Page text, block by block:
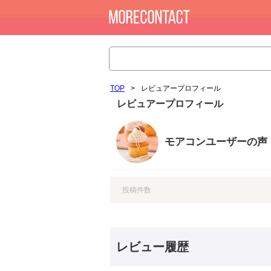
TOP > レビュアープロフィール
レビュアープロフィール
モアコンユーザーの声
投稿件数
レビュー履歴